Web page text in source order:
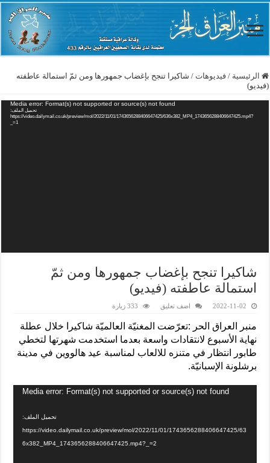
الرئيسية / فيديوهات / شاكيرا تنجح بإغضاب جمهورها ومن ثمّ استمالة عاطفته
(فيديو)
Media error: Format(s) not supported or source(s) not found
تحميل الملف:
https://video.dailymail.co.uk/preview/mol/2022/11/01/1743656288406647425/636x382_MP4_1743656288406647425.mp4?
_=1
شاكيرا تنجح بإغضاب جمهورها ومن ثمّ
استمالة عاطفته (فيديو)
2022-11-02 اضف تعليق 333 زيارة
منبر العراق الحر :تعرّضت المغنيّة العالميّة شاكيرا خلال عطلة
نهاية الأسبوع لانتقادات واسعة بعدما استخدمت شهرتها لتخطي
طابور انتظار في متنزه للالعاب لمناسبة عيد هالووين في مدينة
برشلونة الإسبانيّة.
Media error: Format(s) not supported or source(s) not found
تحميل الملف:
https://video.dailymail.co.uk/preview/mol/2022/11/01/1743656288406647425/63
6x382_MP4_1743656288406647425.mp4?_=2